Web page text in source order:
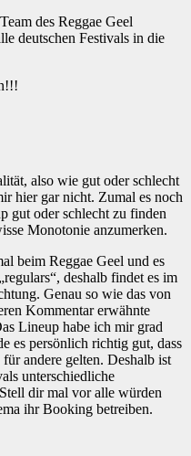
des Reggae Geel
deutschen Festivals in die
also wie gut oder schlecht
hier gar nicht. Zumal es noch
gut oder schlecht zu finden
Monotonie anzumerken.
beim Reggae Geel und es
deshalb findet es im
Genau so wie das von
Kommentar erwähnte
Lineup habe ich mir grad
es persönlich richtig gut, dass
andere gelten. Deshalb ist
unterschiedliche
dir mal vor alle würden
ihr Booking betreiben.